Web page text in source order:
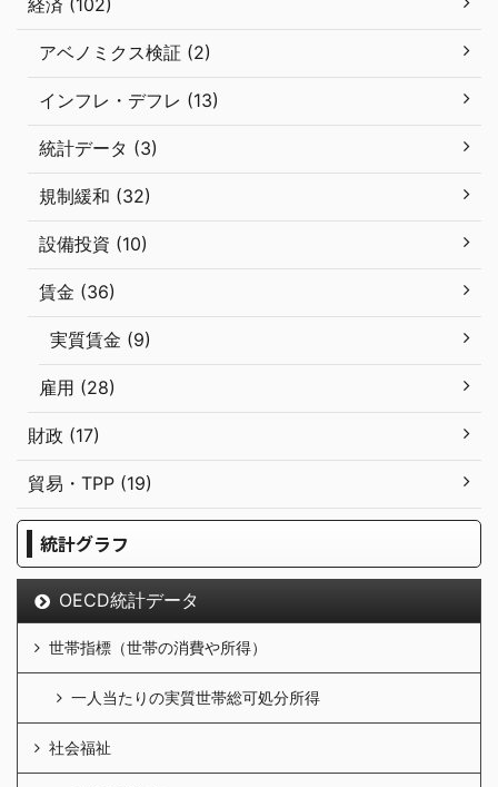
経済 (102)
アベノミクス検証 (2)
インフレ・デフレ (13)
統計データ (3)
規制緩和 (32)
設備投資 (10)
賃金 (36)
実質賃金 (9)
雇用 (28)
財政 (17)
貿易・TPP (19)
統計グラフ
OECD統計データ
世帯指標（世帯の消費や所得）
一人当たりの実質世帯総可処分所得
社会福祉